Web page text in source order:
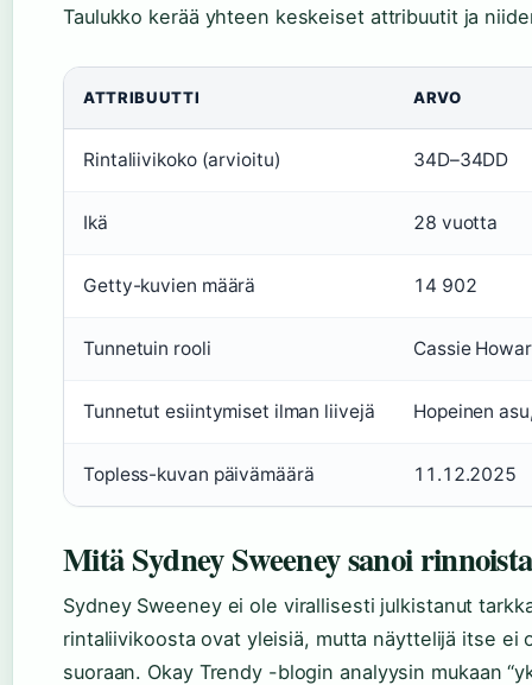
Taulukko kerää yhteen keskeiset attribuutit ja
ATTRIBUUTTI ARVO
Rintaliivikoko (arvioitu) 34D–34DD
Ikä 28 vuotta
Getty-kuvien määrä 14 902
Tunnetuin rooli Cassie
Tunnetut esiintymiset ilman liivejä Hopeinen
Topless-kuvan päivämäärä 11.12.2025
Mitä Sydney Sweeney sanoi
Sydney Sweeney ei ole virallisesti julkistanut
rintaliivikoosta ovat yleisiä, mutta näyttelijä itse ei
suoraan. Okay Trendy -blogin analyysin mukaan